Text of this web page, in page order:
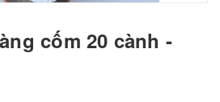
cốm 20 cành -